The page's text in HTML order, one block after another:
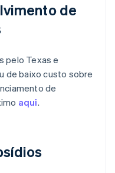
de
pelo Texas e
de baixo custo sobre
de
aqui.